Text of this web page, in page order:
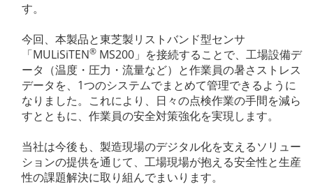
す。
今回、本製品と東芝製リストバンド型センサ
「MULiSiTEN® MS200」を接続することで、工場設備デ
ータ（温度・圧力・流量など）と作業員の暑さストレス
データを、1つのシステムでまとめて管理できるように
なりました。これにより、日々の点検作業の手間を減ら
すとともに、作業員の安全対策強化を実現します。
当社は今後も、製造現場のデジタル化を支えるソリュー
ションの提供を通じて、工場現場が抱える安全性と生産
性の課題解決に取り組んでまいります。